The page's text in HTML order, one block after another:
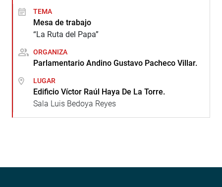
TEMA
Mesa de trabajo
“La Ruta del Papa”
ORGANIZA
Parlamentario Andino Gustavo Pacheco Villar.
LUGAR
Edificio Víctor Raúl Haya De La Torre.
Sala Luis Bedoya Reyes